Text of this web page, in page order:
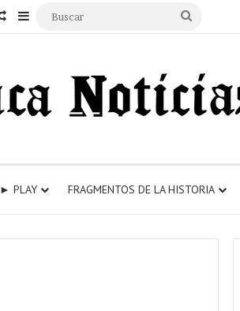
Articulo aleatorio
Sidebar
► PLAY FRAGMENTOS DE LA HISTORIA